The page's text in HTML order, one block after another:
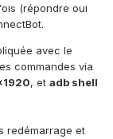
(répondre oui
avec le
commandes via
, et adb shell
redémarrage et